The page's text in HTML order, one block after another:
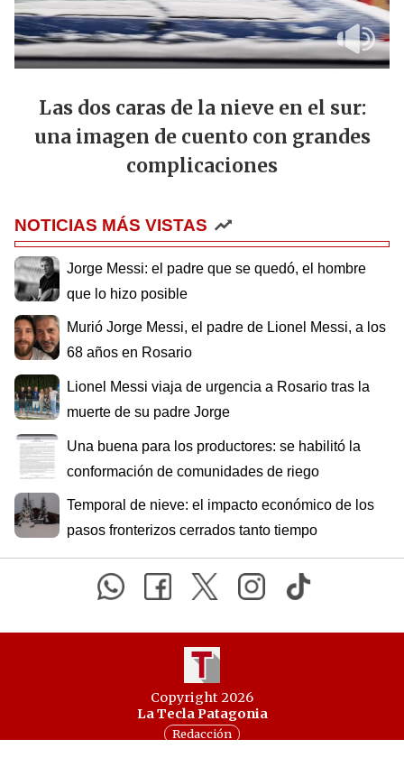
Las dos caras de la nieve en el sur:
una imagen de cuento con grandes
complicaciones
NOTICIAS MÁS VISTAS
Jorge Messi: el padre que se quedó, el hombre
que lo hizo posible
Murió Jorge Messi, el padre de Lionel Messi, a los
68 años en Rosario
Lionel Messi viaja de urgencia a Rosario tras la
muerte de su padre Jorge
Una buena para los productores: se habilitó la
conformación de comunidades de riego
Temporal de nieve: el impacto económico de los
pasos fronterizos cerrados tanto tiempo
Copyright 2026
La Tecla Patagonia
Redacción